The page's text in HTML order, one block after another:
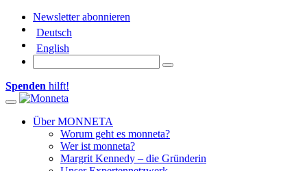
Newsletter abonnieren
Deutsch
English
Spenden hilft!
Toggle navigation
Über MONNETA
Worum geht es monneta?
Wer ist monneta?
Margrit Kennedy – die Gründerin